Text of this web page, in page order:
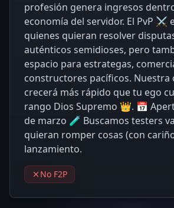
profesión genera ingresos
economía del servidor. El PvP ⚔
quienes quieran resolver
auténticos semidioses, pero
espacio para estrategas,
constructores pacíficos. Nuestra
crecerá más rápido que tu ego
rango Dios Supremo 👑. 📅
de marzo 🧪 Buscamos testers
quieran romper cosas (con
lanzamiento.
No F2P